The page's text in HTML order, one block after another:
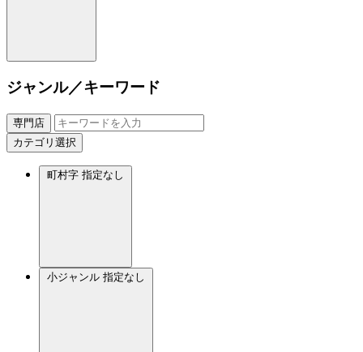
ジャンル／キーワード
専門店
カテゴリ選択
町村字 指定なし
小ジャンル 指定なし